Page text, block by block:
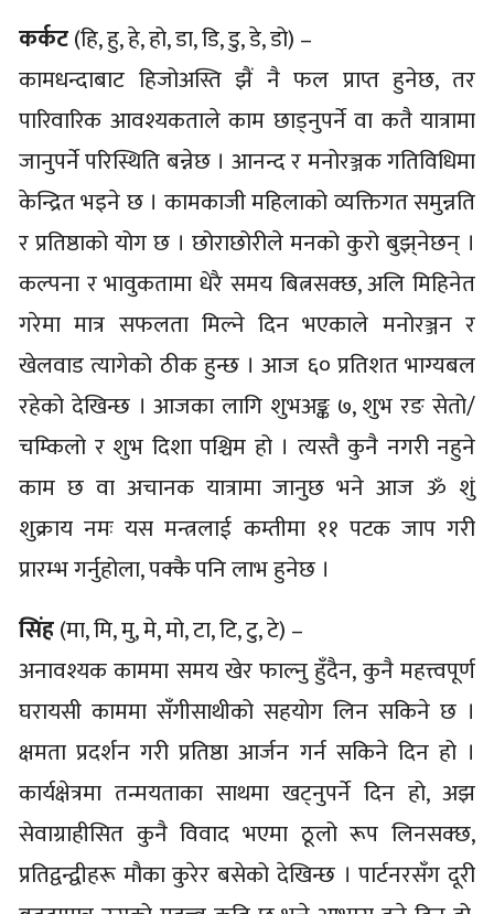
कर्कट(हि, हु, हे, हो, डा, डि, डु, डे, डो) –
कामधन्दाबाट हिजोअस्ति झैं नै फल प्राप्त हुनेछ, तर
पारिवारिक आवश्यकताले काम छाड्नुपर्ने वा कतै यात्रामा
जानुपर्ने परिस्थिति बन्नेछ । आनन्द र मनोरञ्जक गतिविधिमा
केन्द्रित भइने छ । कामकाजी महिलाको व्यक्तिगत समुन्नति
र प्रतिष्ठाको योग छ । छोराछोरीले मनको कुरो बुझ्‌नेछन् ।
कल्पना र भावुकतामा धेरै समय बित्नसक्छ, अलि मिहिनेत
गरेमा मात्र सफलता मिल्ने दिन भएकाले मनोरञ्जन र
खेलवाड त्यागेको ठीक हुन्छ । आज ६० प्रतिशत भाग्यबल
रहेको देखिन्छ । आजका लागि शुभअङ्क ७, शुभ रङ सेतो/
चम्किलो र शुभ दिशा पश्चिम हो । त्यस्तै कुनै नगरी नहुने
काम छ वा अचानक यात्रामा जानुछ भने आज ॐ शुं
शुक्राय नमः यस मन्त्रलाई कम्तीमा ११ पटक जाप गरी
प्रारम्भ गर्नुहोला, पक्कै पनि लाभ हुनेछ ।
सिंह(मा, मि, मु, मे, मो, टा, टि, टु, टे) –
अनावश्यक काममा समय खेर फाल्नु हुँदैन, कुनै महत्त्वपूर्ण
घरायसी काममा सँगीसाथीको सहयोग लिन सकिने छ ।
क्षमता प्रदर्शन गरी प्रतिष्ठा आर्जन गर्न सकिने दिन हो ।
कार्यक्षेत्रमा तन्मयताका साथमा खट्नुपर्ने दिन हो, अझ
सेवाग्राहीसित कुनै विवाद भएमा ठूलो रूप लिनसक्छ,
प्रतिद्वन्द्वीहरू मौका कुरेर बसेको देखिन्छ । पार्टनरसँग दूरी